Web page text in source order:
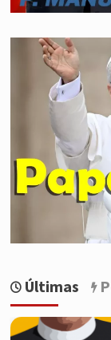
Últimas